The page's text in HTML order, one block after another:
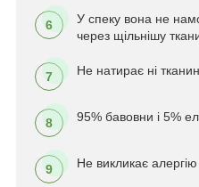
6
У спеку вона не
через щільнішу
7 Не натирає ні
8 95% бавовни і 5%
9 Не викликає алергію